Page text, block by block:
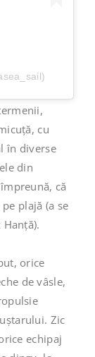
cu
în diverse
din
că
plajă (a se
orice
de vâsle,
Zic
echipaj